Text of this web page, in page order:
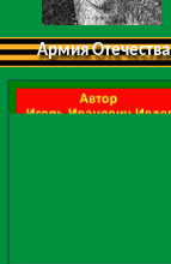
Армия Отечества